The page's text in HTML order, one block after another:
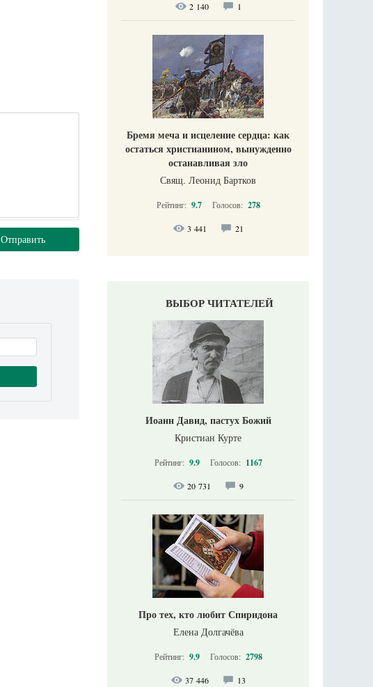
Отправить
2 140 1
Бремя меча и исцеление сердца: как
остаться христианином, вынужденно
останавливая зло
Свящ. Леонид Бартков
Рейтинг: 9.7 Голосов: 278
3 441 21
ВЫБОР ЧИТАТЕЛЕЙ
Иоанн Давид, пастух Божий
Кристиан Курте
Рейтинг: 9.9 Голосов: 1167
20 731 9
Про тех, кто любит Спиридона
Елена Долгачёва
Рейтинг: 9.9 Голосов: 2798
37 446 13